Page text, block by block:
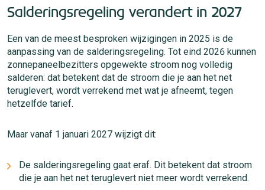
Salderingsregeling verandert in 2027
Een van de meest besproken wijzigingen in 2025 is de
aanpassing van de salderingsregeling. Tot eind 2026 kunnen
zonnepaneelbezitters opgewekte stroom nog volledig
salderen: dat betekent dat de stroom die je aan het net
teruglevert, wordt verrekend met wat je afneemt, tegen
hetzelfde tarief.
Maar vanaf 1 januari 2027 wijzigt dit:
De salderingsregeling gaat eraf. Dit betekent dat stroom
die je aan het net teruglevert niet meer wordt verrekend.